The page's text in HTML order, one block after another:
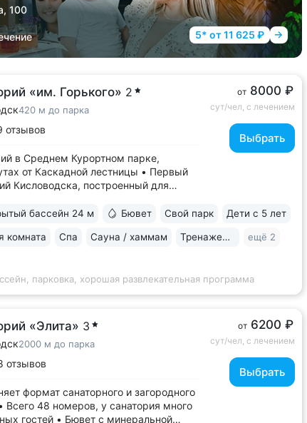
100
5* от 11 625 ₽
«им. Горького» 2
420 м до парка
отзывов
в Среднем Курортном парке,
от Каскадной лестницы • Первый
Кисловодска, построенный для
и лечились: Чуковский,
бювет с минеральной водой
от 8000 ₽
сут/чел, с лечением
Выбрать
бассейн 24 м Бювет Свой парк Дети с 5 лет
комната Спа Сауна / хаммам Тренажерный зал ещё 2
парковка, хорошая развлекательная программа
«Элита» 3
2000 м до парка
отзывов
формат санаторного и загородного
Всего 48 номеров, у санатория много
гостей • Бювет с минеральной
от 6200 ₽
сут/чел, с лечением
Выбрать